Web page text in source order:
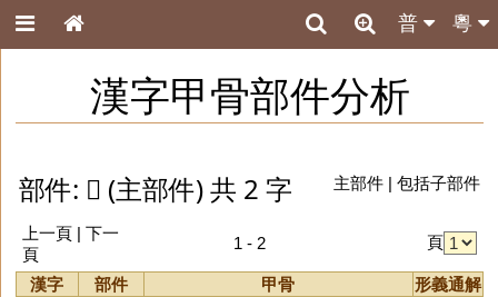
粵
普
漢字甲骨部件分析
部件: 𠬜 (主部件) 共 2 字 主部件| 包括子部件
上一頁 | 下一
頁
1 - 2 頁
漢字 部件 甲骨 形義通解